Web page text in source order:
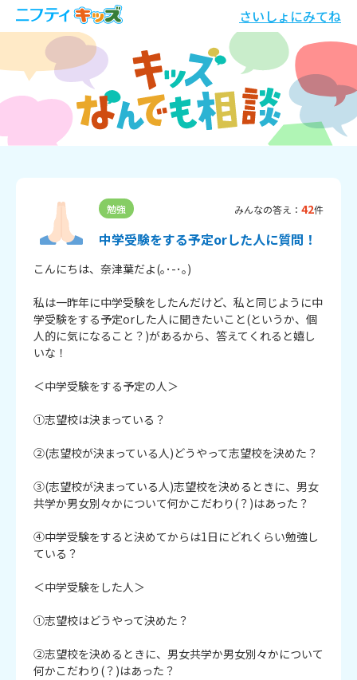
さいしょにみてね
勉強 みんなの答え： 42件
中学受験をする予定orした人に質問！
こんにちは、奈津葉だよ(｡･-･｡)
私は一昨年に中学受験をしたんだけど、私と同じように中
学受験をする予定orした人に聞きたいこと(というか、個
人的に気になること？)があるから、答えてくれると嬉し
いな！
＜中学受験をする予定の人＞
①志望校は決まっている？
②(志望校が決まっている人)どうやって志望校を決めた？
③(志望校が決まっている人)志望校を決めるときに、男女
共学か男女別々かについて何かこだわり(？)はあった？
④中学受験をすると決めてからは1日にどれくらい勉強し
ている？
＜中学受験をした人＞
①志望校はどうやって決めた？
②志望校を決めるときに、男女共学か男女別々かについて
何かこだわり(？)はあった？